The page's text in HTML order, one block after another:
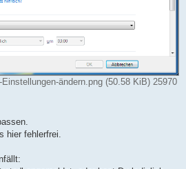
ändern.png (50.58 KiB) 25970
hier fehlerfrei.